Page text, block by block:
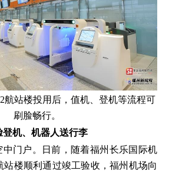
航站楼投用后，值机、登机等流程可
刷脸畅行。
机、机器人送行李
中门户。日前，随着福州长乐国际机
站楼顺利通过竣工验收，福州机场向